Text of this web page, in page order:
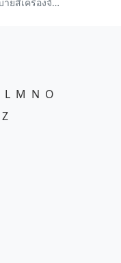
L M N O
Z